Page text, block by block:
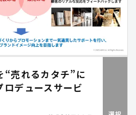
“売れるカタチ”に
ロデュースサービ